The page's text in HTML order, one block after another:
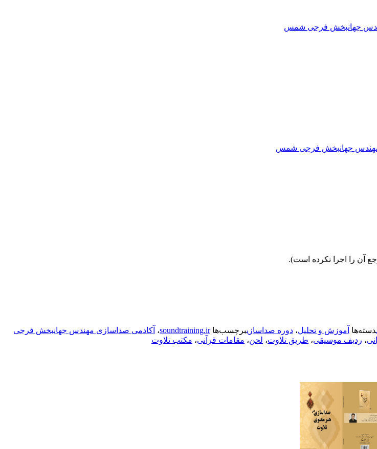
آن را اجرا نکرده است).
دسته‌ها آموزش و تحلیل، دوره صداسازیبرچسب‌هاsoundtraining.ir، آکادمی صداسازی مهندس جهانبخش فرجی
، ردیف موسیقی، طریق تلاوت، لحن، مقامات قرآنی، مکتب تلاوت